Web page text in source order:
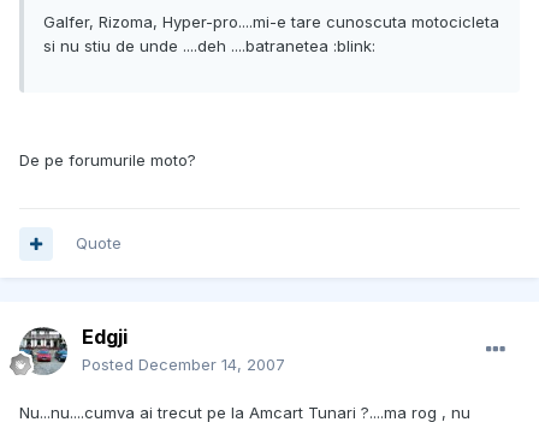
Galfer, Rizoma, Hyper-pro....mi-e tare cunoscuta motocicleta
si nu stiu de unde ....deh ....batranetea :blink:
De pe forumurile moto?
Quote
Edgji
Posted December 14, 2007
Nu...nu....cumva ai trecut pe la Amcart Tunari ?....ma rog , nu